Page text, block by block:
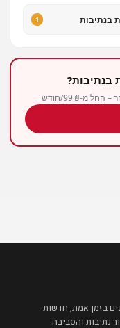
בנתיבות 1
בנתיבות?
מ-99₪/חודש
בזמן אמת, חדשות
נתיבות והסביבה.